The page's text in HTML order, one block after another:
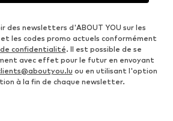
des newsletters d'ABOUT YOU sur les
les codes promo actuels conformément
confidentialité. Il est possible de se
avec effet pour le futur en envoyant
ou en utilisant l'option
à la fin de chaque newsletter.